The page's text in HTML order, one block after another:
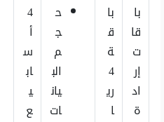
با
قا
ت
إر
اد
ة
با
ق
ة
4
ري
ا
ح
ج
م
الب
يان
ات
4
أ
س
اب
ي
ع